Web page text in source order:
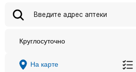
Круглосуточно
На карте